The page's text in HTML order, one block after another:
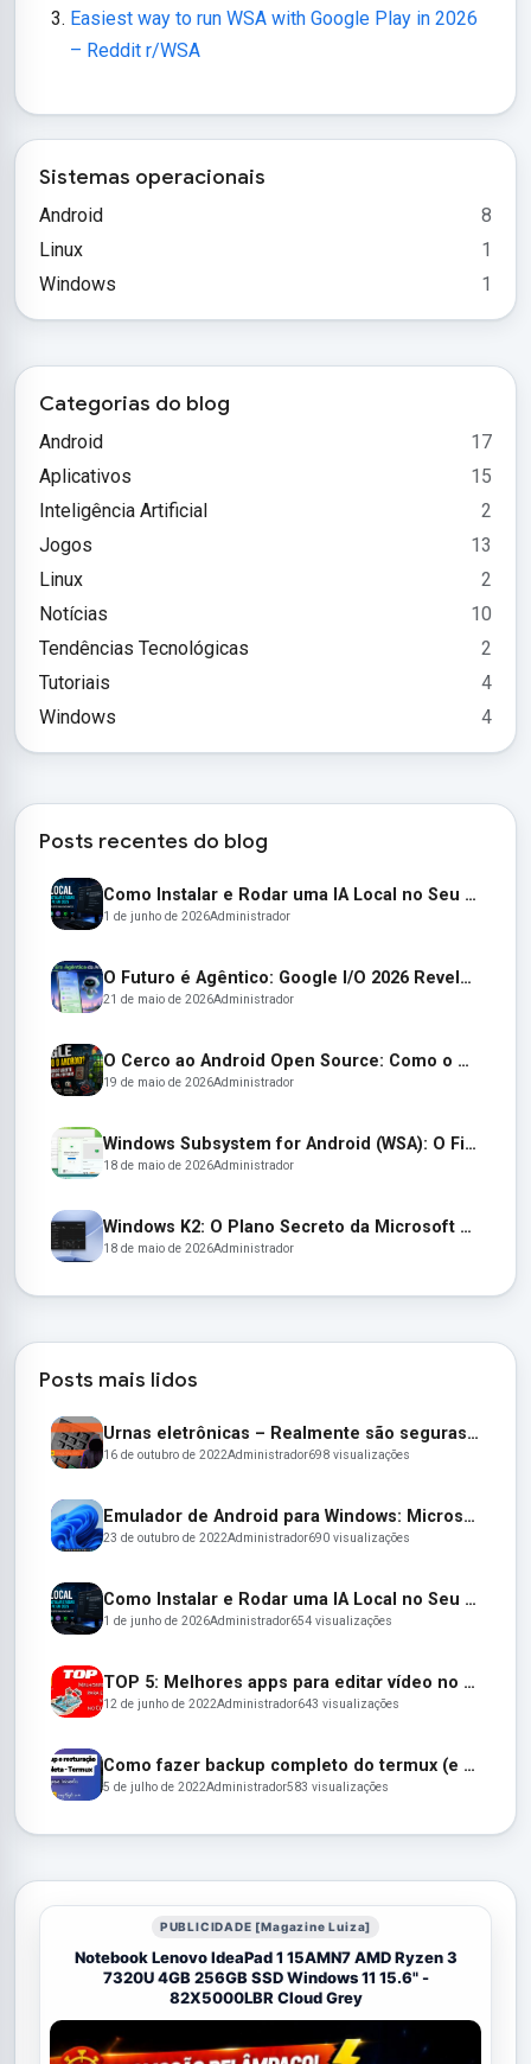
Sistemas operacionais
Android
8
Linux
1
Windows
1
Categorias do blog
Android
17
Aplicativos
15
Inteligência Artificial
2
Jogos
13
Linux
2
Notícias
10
Tendências Tecnológicas
2
Tutoriais
4
Windows
4
Easiest way to run WSA with Google Play in 2026
– Reddit r/WSA
Posts recentes do blog
Como Instalar e Rodar uma IA Local no Seu PC em 2026 (Guia Completo para Iniciantes)
1 de junho de 2026Administrador
O Futuro é Agêntico: Google I/O 2026 Revela um Android Autônomo e Óculos Inteligentes
21 de maio de 2026Administrador
O Cerco ao Android Open Source: Como o Google Está Transformando o AOSP em um Jardim Murado
19 de maio de 2026Administrador
Windows Subsystem for Android (WSA): O Fim de uma Era e as Alternativas para Apps Android no Windows 11
18 de maio de 2026Administrador
Windows K2: O Plano Secreto da Microsoft para Resgatar o Windows 11
18 de maio de 2026Administrador
Posts mais lidos
Urnas eletrônicas – Realmente são seguras e confiáveis? Entenda:
16 de outubro de 2022Administrador698 visualizações
Emulador de Android para Windows: Microsoft lança seu emulador oficial de apps Android para o Windows 11
23 de outubro de 2022Administrador690 visualizações
Como Instalar e Rodar uma IA Local no Seu PC em 2026 (Guia Completo para Iniciantes)
1 de junho de 2026Administrador654 visualizações
TOP 5: Melhores apps para editar vídeo no Celular em 2022
12 de junho de 2022Administrador643 visualizações
Como fazer backup completo do termux (e restaurar depois)
5 de julho de 2022Administrador583 visualizações
PUBLICIDADE [Magazine Luiza]
Notebook Lenovo IdeaPad 1 15AMN7 AMD Ryzen 3
7320U 4GB 256GB SSD Windows 11 15.6" -
82X5000LBR Cloud Grey